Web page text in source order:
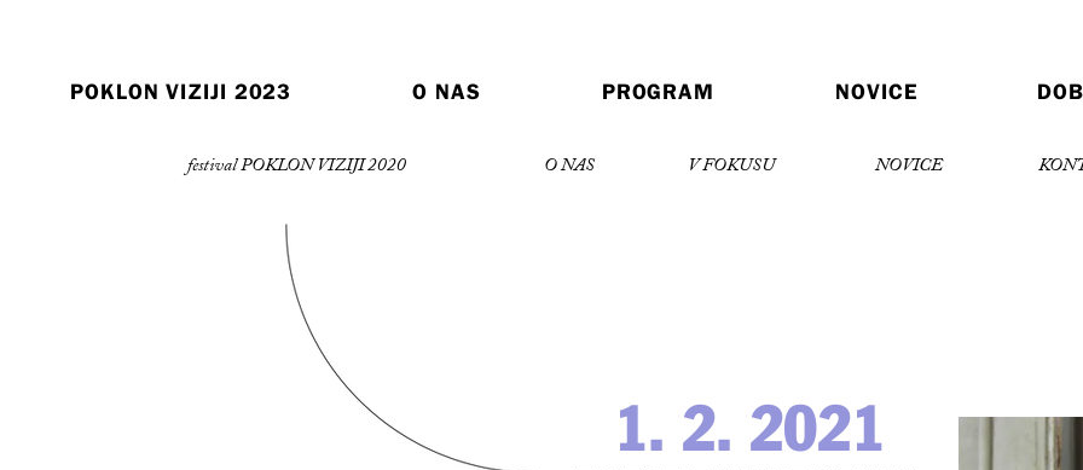
POKLON VIZIJI 2023 O NAS PROGRAM NOVICE
festival POKLON VIZIJI 2020 O NAS V FOKUSU NOVICE
1. 2. 2021